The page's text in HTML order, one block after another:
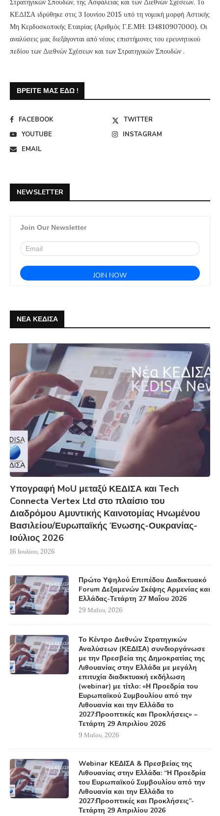
Στρατηγικών Σπουδών, της Ασφάλειας και των Διεθνών Σχέσεων. Το
ΚΕΔΙΣΑ ιδρύθηκε στις 3 Ιουνίου 2015 υπό τη νομική μορφή Αστικής
Μη Κερδοσκοπικής Εταιρίας (Αριθμός Γ.Ε.ΜΗ: 134810907000). Οι
αναλύσεις μας διεξάγονται από νέους επιστήμονες του ερευνητικού
πεδίου των Διεθνών Σχέσεων και των Στρατηγικών Σπουδών .
ΒΡΕΊΤΕ ΜΑΣ ΕΔΏ !
FACEBOOK
TWITTER
YOUTUBE
INSTAGRAM
EMAIL
NEWSLETTER
Join Our Newsletter
ΝΕΑ ΚΕΔΙΣΑ
Υπογραφή MoU μεταξύ ΚΕΔΙΣΑ και Tech
Connecta Vertex Ltd στο πλαίσιο του
Διαδρόμου Αμυντικής Καινοτομίας Ηνωμένου
Βασιλείου/Ευρωπαϊκής Ένωσης-Ουκρανίας-
Ιούλιος 2026
16 Ιουλίου, 2026
Πρώτο Υψηλού Επιπέδου Διαδικτυακό
Forum Δεξαμενών Σκέψης Αρμενίας και
Ελλάδας-Τετάρτη 27 Μαΐου 2026
29 Μαΐου, 2026
Το Κέντρο Διεθνών Στρατηγικών
Αναλύσεων (ΚΕΔΙΣΑ) συνδιοργάνωσε
με την Πρεσβεία της Δημοκρατίας της
Λιθουανίας στην Ελλάδα με μεγάλη
επιτυχία διαδικτυακή εκδήλωση
(webinar) με τίτλο: «Η Προεδρία του
Ευρωπαϊκού Συμβουλίου από την
Λιθουανία και την Ελλάδα το
2027:Προοπτικές και Προκλήσεις» –
Τετάρτη 29 Απριλίου 2026
9 Μαΐου, 2026
Webinar ΚΕΔΙΣΑ & Πρεσβείας της
Λιθουανίας στην Ελλάδα: “Η Προεδρία
του Ευρωπαϊκού Συμβουλίου από την
Λιθουανία και την Ελλάδα το
2027:Προοπτικές και Προκλήσεις”-
Τετάρτη 29 Απριλίου 2026